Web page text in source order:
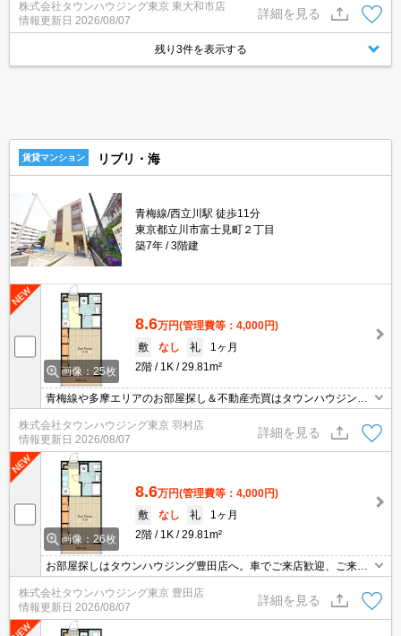
株式会社タウンハウジング東京 東大和市店
情報更新日 2026/08/07
詳細を見る
残り3件を表示する
賃貸マンション リブリ・海
青梅線/西立川駅 徒歩11分
東京都立川市富士見町２丁目
築7年
3階建
画像：25枚
8.6万円(管理費等：4,000円)
敷
なし 礼
1ヶ月
2階
1K 29.81m²
青梅線や多摩エリアのお部屋探し＆不動産売買はタウンハウジング
羽村店にお任せを！ご来店時無料駐車場ご用意あります！
株式会社タウンハウジング東京 羽村店
情報更新日 2026/08/07
詳細を見る
画像：26枚
8.6万円(管理費等：4,000円)
敷
なし 礼
1ヶ月
2階
1K 29.81m²
お部屋探しはタウンハウジング豊田店へ。車でご来店歓迎、ご来店
用お客様駐車場あり！
株式会社タウンハウジング東京 豊田店
情報更新日 2026/08/07
詳細を見る